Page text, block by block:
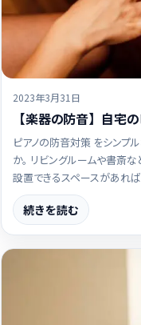
2023年3月31日
【楽器の防音】自宅
ピアノの防音対策 をシンプ
か。 リビングルームや書斎
設置できるスペースがあれば
続きを読む